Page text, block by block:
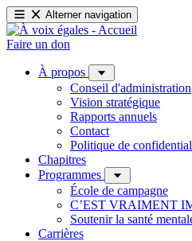
Alterner navigation
Faire un don
À propos
Conseil d'administration
Vision stratégique
Rapports annuels
Contact
Politique de
Chapitres
Programmes
École de campagne
C’EST VRAIMENT
Soutenir la santé
Carrières